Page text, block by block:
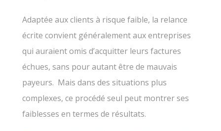
Adaptée aux clients à risque faible, la relance
écrite convient généralement aux entreprises
qui auraient omis d’acquitter leurs factures
échues, sans pour autant être de mauvais
payeurs. Mais dans des situations plus
complexes, ce procédé seul peut montrer ses
faiblesses en termes de résultats.